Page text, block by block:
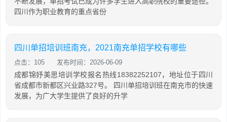
四川作为职业教育的重点省份
四川单招培训班南充，2021南充单招学校有哪些
点击：105 发布时间：2026-06-09
成都锦妤美思培训学校报名热线18382252107，地址位于四川
省成都市新都区兴业路327号。 四川单招培训班在南充市的快速
发展，为广大学生提供了良好的升学